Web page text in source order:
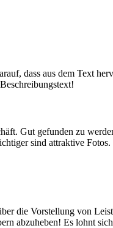
dass aus dem Text
Gut gefunden zu
sind attraktive Fotos.
die Vorstellung von
abzuheben! Es lohnt